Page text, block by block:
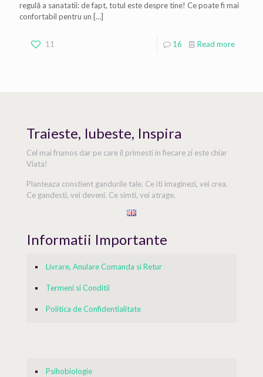
regulă a sanatatii: de fapt, totul este despre tine! Ce poate fi mai
confortabil pentru un […]
11 16 Read more
Traieste, Iubeste, Inspira
Cel mai frumos dar pe care il primesti in fiecare zi este chiar
Viata!
Planteaza constient gandurile tale. Ce iti imaginezi, vei crea.
Ce gandesti, vei deveni. Ce simti, vei atrage.
Informatii Importante
Livrare, Anulare Comanda si Retur
Termeni si Conditii
Politica de Confidentialitate
Psihobiologie